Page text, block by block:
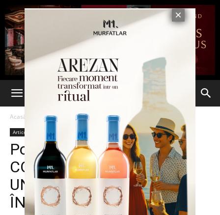
Acasă Articole
Articole Deschidere Economie
Politehnica Iasi, la bilanț.
CONCLUZII LA FINALUL
UNUI AN PLIN DE
ÎNCERCĂRI